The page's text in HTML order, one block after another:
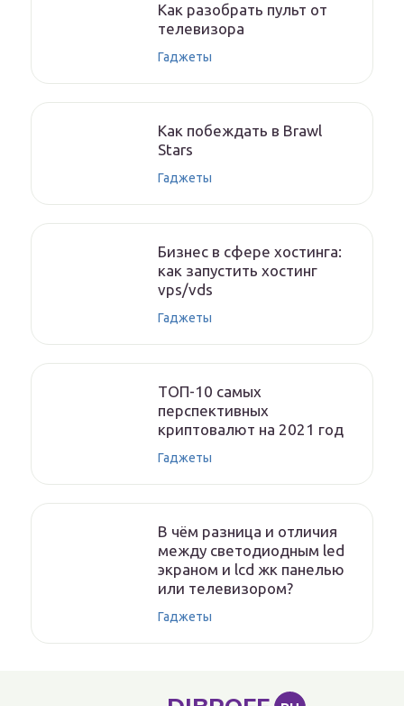
Как разобрать пульт от
телевизора
Гаджеты
Как побеждать в Brawl
Stars
Гаджеты
Бизнес в сфере хостинга:
как запустить хостинг
vps/vds
Гаджеты
ТОП-10 самых
перспективных
криптовалют на 2021 год
Гаджеты
В чём разница и отличия
между светодиодным led
экраном и lcd жк панелью
или телевизором?
Гаджеты